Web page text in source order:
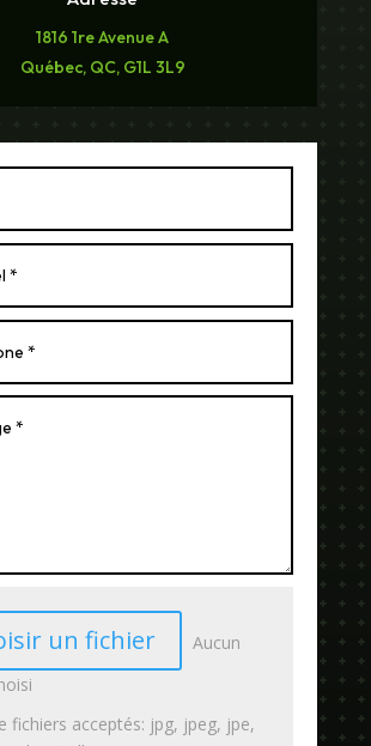
1816 1re Avenue A
Québec, QC, G1L 3L9
un fichier
Aucun
fichiers acceptés: jpg, jpeg, jpe,